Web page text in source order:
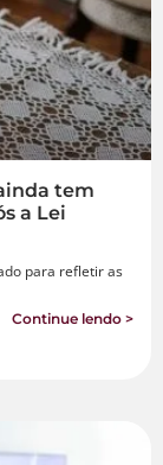
tem
a Lei
para refletir as
Continue lendo >